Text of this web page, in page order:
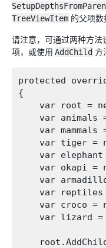
TreeViewItem 的父项数
请注意，可通过两种方法
项，或使用 AddChild 方
protected
{
var root =
var animals
var mammals
var tiger =
var
var okapi =
var
var
var croco =
var lizard